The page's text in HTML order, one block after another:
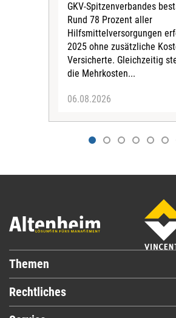
GKV-Spitzenverbandes
Rund 78 Prozent aller
Hilfsmittelversorgungen
2025 ohne zusätzliche
Versicherte. Gleichzeitig
die Mehrkosten...
06.08.2026
Themen
Rechtliches